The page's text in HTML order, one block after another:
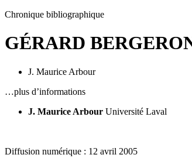
Chronique bibliographique
GÉRARD
J. Maurice Arbour
…plus d’informations
J. Maurice Arbour Université Laval
Diffusion numérique : 12 avril 2005